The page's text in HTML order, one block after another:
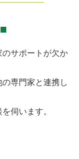
サポートが欠か
専門家と連携し
伺います。